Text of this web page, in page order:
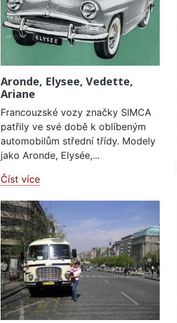
Aronde, Elysee, Vedette,
Ariane
Francouzské vozy značky SIMCA
patřily ve své době k oblíbeným
automobilům střední třídy. Modely
jako Aronde, Elysée,...
Číst více